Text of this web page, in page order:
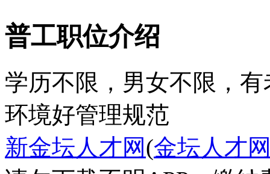
普工职位介绍
学历不限，男女不限，
环境好管理规范
新金坛人才网(金坛人才